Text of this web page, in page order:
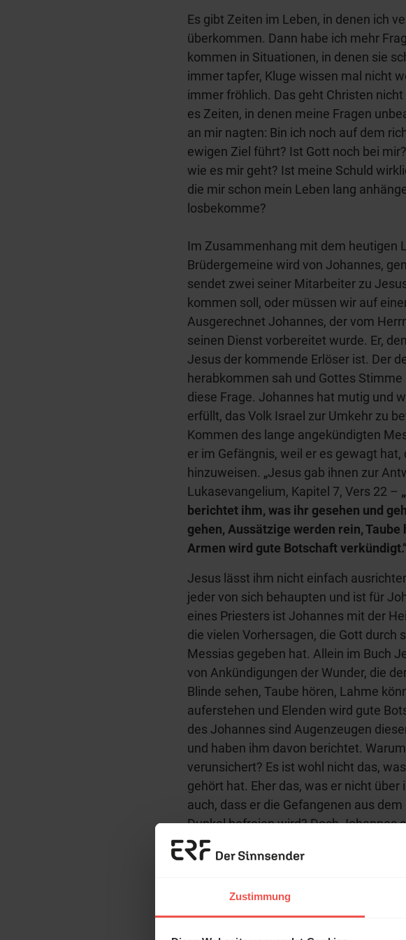
Zustimmung
Es gibt Zeiten im Leben, in denen ich
überkommen. Dann habe ich mehr
kommen in Situationen, in denen sie
immer tapfer, Kluge wissen mal nicht
immer fröhlich. Das geht Christen
es Zeiten, in denen meine Fragen
an mir nagten: Bin ich noch auf dem
ewigen Ziel führt? Ist Gott noch bei
wie es mir geht? Ist meine Schuld
die mir schon mein Leben lang
losbekomme?
Im Zusammenhang mit dem heutigen
Brüdergemeine wird von Johannes,
sendet zwei seiner Mitarbeiter zu
kommen soll, oder müssen wir auf
Ausgerechnet Johannes, der vom
seinen Dienst vorbereitet wurde. Er,
Jesus der kommende Erlöser ist. Der
herabkommen sah und Gottes
diese Frage. Johannes hat mutig und
erfüllt, das Volk Israel zur Umkehr zu
Kommen des lange angekündigten
er im Gefängnis, weil er es gewagt
hinzuweisen. „Jesus gab ihnen zur
Lukasevangelium, Kapitel 7, Vers 22 –
berichtet ihm, was ihr gesehen und
gehen, Aussätzige werden rein,
Armen wird gute Botschaft
Jesus lässt ihm nicht einfach
jeder von sich behaupten und ist für
eines Priesters ist Johannes mit der
die vielen Vorhersagen, die Gott durch
Messias gegeben hat. Allein im Buch
von Ankündigungen der Wunder, die
Blinde sehen, Taube hören, Lahme
auferstehen und Elenden wird gute
des Johannes sind Augenzeugen
und haben ihm davon berichtet.
verunsichert? Es ist wohl nicht das,
gehört hat. Eher das, was er nicht
auch, dass er die Gefangenen aus
Dunkel befreien wird? Doch Johannes
Kräften. Und die Ankündigung, dass
Ordnung wiederherstellen und eine
sondern im weit entfernten
entspricht nicht dem, was er erwartet
Erzähl mal!
Das erleben unsere
und Hörer mit Gott ...